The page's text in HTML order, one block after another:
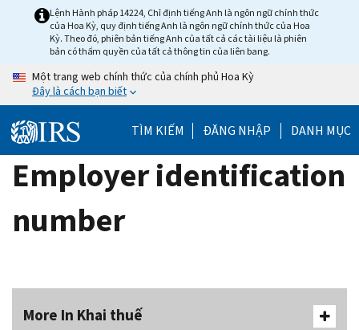
Lệnh Hành pháp 14224, Chỉ định tiếng Anh là ngôn ngữ chính thức
của Hoa Kỳ, quy định tiếng Anh là ngôn ngữ chính thức của Hoa
Kỳ. Theo đó, phiên bản tiếng Anh của tất cả các tài liệu là phiên
bản có thẩm quyền của tất cả thông tin của liên bang.
Một trang web chính thức của chính phủ Hoa Kỳ
Đây là cách bạn biết
TÌM KIẾM ĐĂNG NHẬP DANH MỤC
Employer identification
number
More In Khai thuế